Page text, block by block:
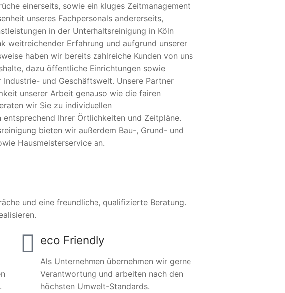
einerseits, sowie ein kluges Zeitmanagement
unseres Fachpersonals andererseits,
in der Unterhaltsreinigung in Köln
weitreichender Erfahrung und aufgrund unserer
haben wir bereits zahlreiche Kunden von uns
dazu öffentliche Einrichtungen sowie
Industrie- und Geschäftswelt. Unsere Partner
unserer Arbeit genauso wie die fairen
wir Sie zu individuellen
entsprechend Ihrer Örtlichkeiten und Zeitpläne.
bieten wir außerdem Bau-, Grund- und
Hausmeisterservice an.
und eine freundliche, qualifizierte Beratung.
eco Friendly
Als Unternehmen übernehmen wir gerne
Verantwortung und arbeiten nach den
höchsten Umwelt-Standards.